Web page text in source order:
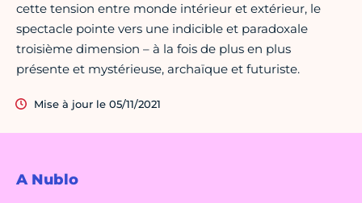
A Nublo
cette tension entre monde intérieur et extérieur, le
spectacle pointe vers une indicible et paradoxale
troisième dimension – à la fois de plus en plus
présente et mystérieuse, archaïque et futuriste.
Mise à jour le 05/11/2021